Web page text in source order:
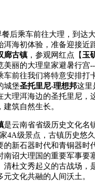
餐后乘车前往大理，到达
洱海初体验，准备迎接近
廊古镇 ，参观网红点【 玉
美丽的大理皇家避暑行宫
车前往我们将特意安排打
城堡圣托里尼-理想邦这里
大理洱海边的圣托里尼，
筑自然生长。
是云南省省级历史文化名
4A级景点，古镇历史悠
的新石器时代和青铜器时
南诏大理国的重要军事要
清杜文秀起义的古战场，
元文化共融的人间沃土。